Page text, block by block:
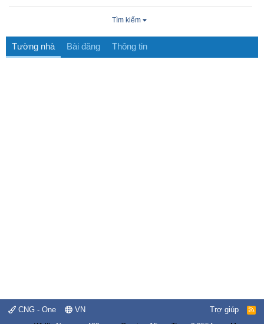
Tìm kiếm
Tường nhà Bài đăng Thông tin
CNG - One VN Trợ giúp
R